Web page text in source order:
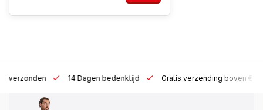
h verzonden 14 Dagen bedenktijd Gratis verzending boven